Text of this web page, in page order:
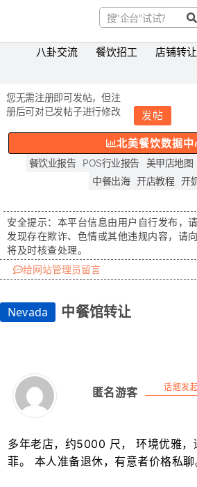
八卦交流 餐饮招工 店铺转让
您无需注册即可发帖，但注
册后可对已发帖子进行修改
发帖
北美餐饮数据中
餐饮业报告 POS行业报告 美甲店地图
中餐出海 开店教程 开
安全提示： 本平台信息由用户自行发布，
发现存在欺诈、色情或其他违规内容，请
将及时核查处理。
给网站管理员留言
Nevada 中餐馆转让
匿名游客 话题发
多年老店，约5000 尺， 环境优雅，
菲。 本人准备退休，有意者价格私聊